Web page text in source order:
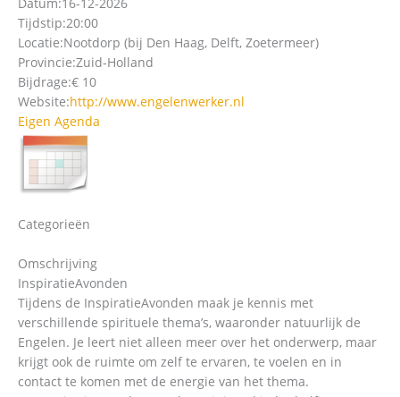
Tijdstip:20:00
Locatie:Nootdorp (bij Den Haag, Delft, Zoetermeer)
Provincie:Zuid-Holland
Bijdrage:€ 10
Website:http://www.engelenwerker.nl
Eigen Agenda
Categorieën
Omschrijving
InspiratieAvonden
Tijdens de InspiratieAvonden maak je kennis met
verschillende spirituele thema’s, waaronder natuurlijk de
Engelen. Je leert niet alleen meer over het onderwerp, maar
krijgt ook de ruimte om zelf te ervaren, te voelen en in
contact te komen met de energie van het thema.